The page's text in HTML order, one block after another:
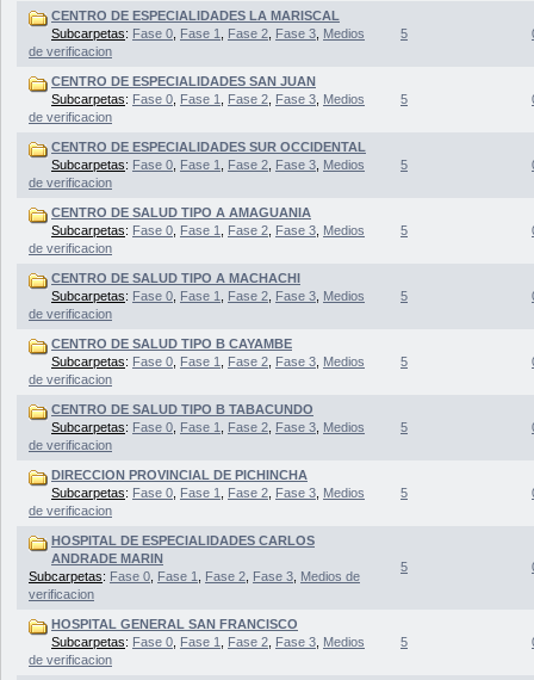
CENTRO DE ESPECIALIDADES LA MARISCAL
Subcarpetas: Fase 0 Fase 1 Fase 2 Fase 3 Medios
de verificacion
5
CENTRO DE ESPECIALIDADES SAN JUAN
Subcarpetas: Fase 0 Fase 1 Fase 2 Fase 3 Medios
de verificacion
5
CENTRO DE ESPECIALIDADES SUR OCCIDENTAL
Subcarpetas: Fase 0 Fase 1 Fase 2 Fase 3 Medios
de verificacion
5
CENTRO DE SALUD TIPO A AMAGUANIA
Subcarpetas: Fase 0 Fase 1 Fase 2 Fase 3 Medios
de verificacion
5
CENTRO DE SALUD TIPO A MACHACHI
Subcarpetas: Fase 0 Fase 1 Fase 2 Fase 3 Medios
de verificacion
5
CENTRO DE SALUD TIPO B CAYAMBE
Subcarpetas: Fase 0 Fase 1 Fase 2 Fase 3 Medios
de verificacion
5
CENTRO DE SALUD TIPO B TABACUNDO
Subcarpetas: Fase 0 Fase 1 Fase 2 Fase 3 Medios
de verificacion
5
DIRECCION PROVINCIAL DE PICHINCHA
Subcarpetas: Fase 0 Fase 1 Fase 2 Fase 3 Medios
de verificacion
5
HOSPITAL DE ESPECIALIDADES CARLOS
ANDRADE MARIN
Subcarpetas: Fase 0 Fase 1 Fase 2 Fase 3 Medios de
verificacion
5
HOSPITAL GENERAL SAN FRANCISCO
Subcarpetas: Fase 0 Fase 1 Fase 2 Fase 3 Medios
de verificacion
5